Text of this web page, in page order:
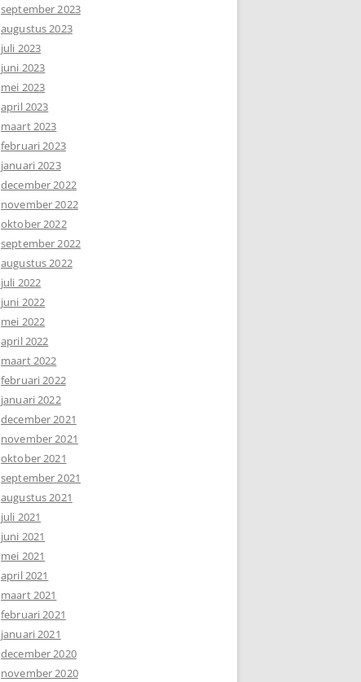
september 2023
augustus 2023
juli 2023
juni 2023
mei 2023
april 2023
maart 2023
februari 2023
januari 2023
december 2022
november 2022
oktober 2022
september 2022
augustus 2022
juli 2022
juni 2022
mei 2022
april 2022
maart 2022
februari 2022
januari 2022
december 2021
november 2021
oktober 2021
september 2021
augustus 2021
juli 2021
juni 2021
mei 2021
april 2021
maart 2021
februari 2021
januari 2021
december 2020
november 2020